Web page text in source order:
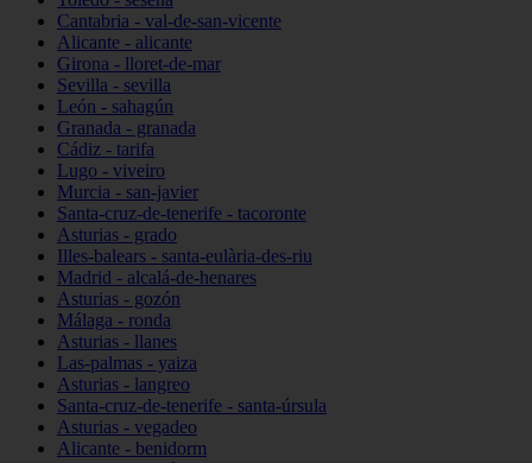
Cantabria - val-de-san-vicente
Alicante - alicante
Girona - lloret-de-mar
Sevilla - sevilla
León - sahagún
Granada - granada
Cádiz - tarifa
Lugo - viveiro
Murcia - san-javier
Santa-cruz-de-tenerife - tacoronte
Asturias - grado
Illes-balears - santa-eulària-des-riu
Madrid - alcalá-de-henares
Asturias - gozón
Málaga - ronda
Asturias - llanes
Las-palmas - yaiza
Asturias - langreo
Santa-cruz-de-tenerife - santa-úrsula
Asturias - vegadeo
Alicante - benidorm